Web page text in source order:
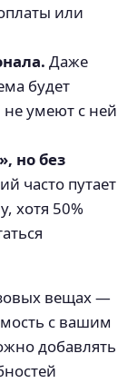
или
Даже
будет
не умеют с ней
но без
часто путает
хотя 50%
вещах —
с вашим
добавлять